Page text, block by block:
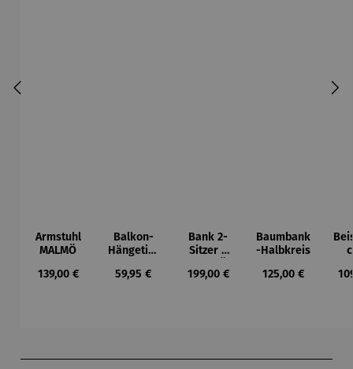
Armstuhl
MALMÖ
Regulärer Preis:
139,00 €
Balkon-
Hängetisc
BERKELEY
Regulärer Preis:
59,95 €
Bank 2-
Sitzer –
Regulärer Preis:
199,00 €
Baumbank
-Halbkreis
Regulärer Preis:
125,00 €